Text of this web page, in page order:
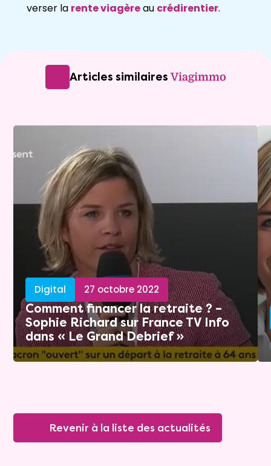
verser la rente viagèreau crédirentier.
Articles similairesViagimmo
Digital 27 octobre 2022
Comment financer la retraite ? –
Sophie Richard sur France TV Info
dans « Le Grand Debrief »
Revenir à la liste des actualités